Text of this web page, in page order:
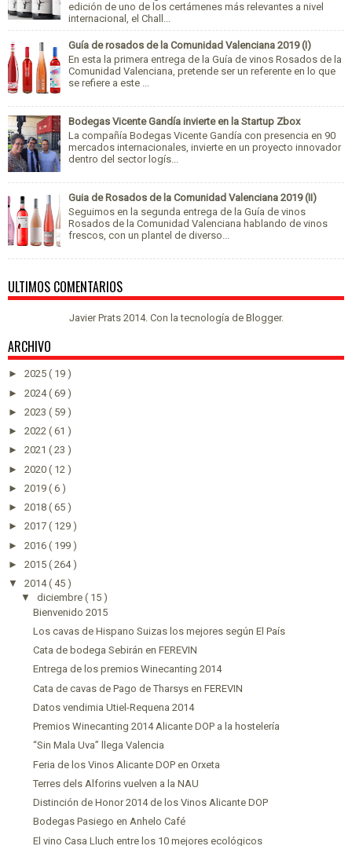
edición de uno de los certámenes más relevantes a nivel
internacional, el Chall...
Guía de rosados de la Comunidad Valenciana 2019 (I)
En esta la primera entrega de la Guía de vinos Rosados de la
Comunidad Valenciana, pretende ser un referente en lo que
se refiere a este ...
Bodegas Vicente Gandía invierte en la Startup Zbox
La compañía Bodegas Vicente Gandía con presencia en 90
mercados internacionales, invierte en un proyecto innovador
dentro del sector logís...
Guia de Rosados de la Comunidad Valenciana 2019 (II)
Seguimos en la segunda entrega de la Guía de vinos
Rosados de la Comunidad Valenciana hablando de vinos
frescos, con un plantel de diverso...
ULTIMOS COMENTARIOS
Javier Prats 2014. Con la tecnología de Blogger.
ARCHIVO
► 2025 ( 19 )
► 2024( 69 )
► 2023 ( 59 )
► 2022 ( 61 )
► 2021 ( 23 )
► 2020 ( 12 )
► 2019 ( 6 )
► 2018 ( 65 )
► 2017 ( 129 )
► 2016 ( 199 )
► 2015 ( 264 )
▼ 2014( 45 )
▼ diciembre ( 15 )
Bienvenido 2015
Los cavas de Hispano Suizas los mejores según El País
Cata de bodega Sebirán en FEREVIN
Entrega de los premios Winecanting 2014
Cata de cavas de Pago de Tharsys en FEREVIN
Datos vendimia Utiel-Requena 2014
Premios Winecanting 2014 Alicante DOP a la hostelería
“Sin Mala Uva” llega Valencia
Feria de los Vinos Alicante DOP en Orxeta
Terres dels Alforins vuelven a la NAU
Distinción de Honor 2014 de los Vinos Alicante DOP
Bodegas Pasiego en Anhelo Café
El vino Casa Lluch entre los 10 mejores ecológicos